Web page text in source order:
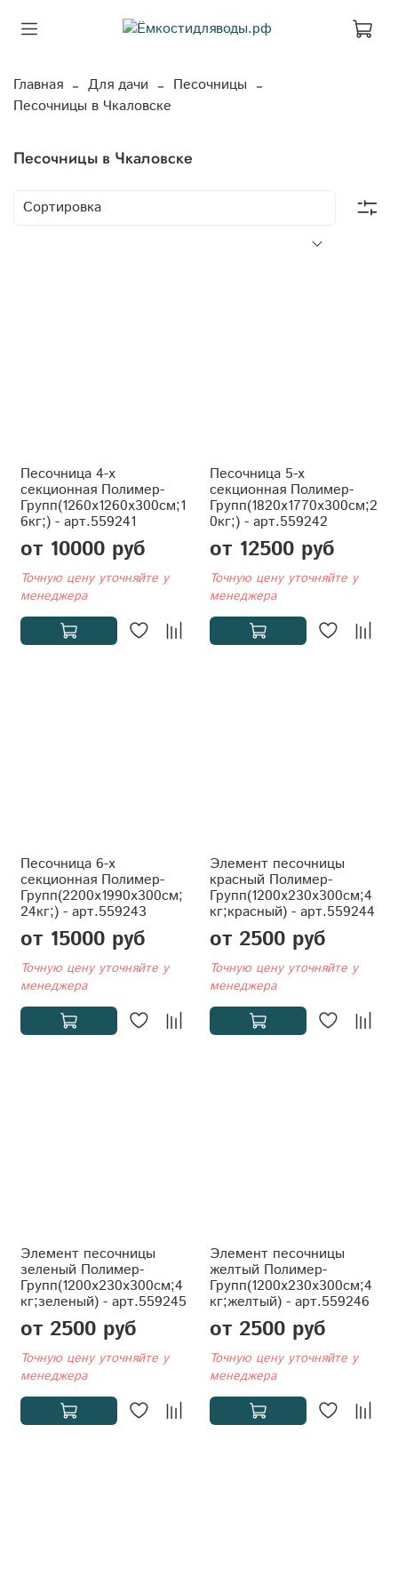
Главная Для дачи
Песочницы
Песочницы в Чкаловске
Песочницы в Чкаловске
Песочница 4-х
секционная Полимер-
Групп(1260x1260x300см;1
6кг;) - арт.559241
от 10000 руб
Точную цену уточняйте у
менеджера
Песочница 5-х
секционная Полимер-
Групп(1820x1770x300см;2
0кг;) - арт.559242
от 12500 руб
Точную цену уточняйте у
менеджера
Песочница 6-х
секционная Полимер-
Групп(2200x1990x300см;
24кг;) - арт.559243
от 15000 руб
Точную цену уточняйте у
менеджера
Элемент песочницы
красный Полимер-
Групп(1200x230x300см;4
кг;красный) - арт.559244
от 2500 руб
Точную цену уточняйте у
менеджера
Элемент песочницы
зеленый Полимер-
Групп(1200x230x300см;4
кг;зеленый) - арт.559245
от 2500 руб
Точную цену уточняйте у
менеджера
Элемент песочницы
желтый Полимер-
Групп(1200x230x300см;4
кг;желтый) - арт.559246
от 2500 руб
Точную цену уточняйте у
менеджера